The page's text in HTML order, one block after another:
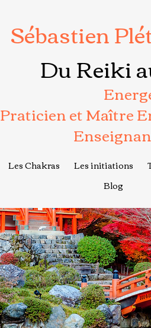
Sébastien
Du Reiki
Praticien et Maître
Les Chakras Les initiations
Blog